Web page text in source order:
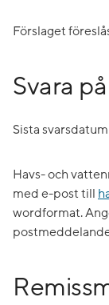
Förslaget
Svara
Sista
Havs- och
med e-post till
wordformat.